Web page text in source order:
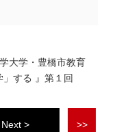
大学・豊橋市教育
する 』第１回
> >>